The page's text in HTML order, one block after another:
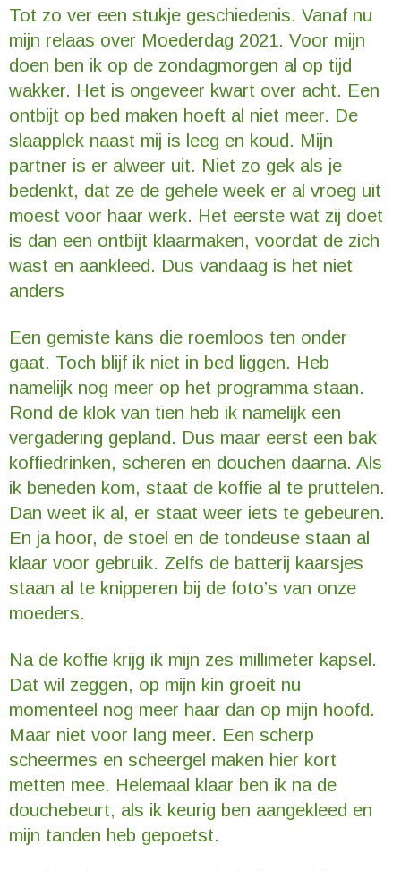
Tot zo ver een stukje geschiedenis. Vanaf nu
mijn relaas over Moederdag 2021. Voor mijn
doen ben ik op de zondagmorgen al op tijd
wakker. Het is ongeveer kwart over acht. Een
ontbijt op bed maken hoeft al niet meer. De
slaapplek naast mij is leeg en koud. Mijn
partner is er alweer uit. Niet zo gek als je
bedenkt, dat ze de gehele week er al vroeg uit
moest voor haar werk. Het eerste wat zij doet
is dan een ontbijt klaarmaken, voordat de zich
wast en aankleed. Dus vandaag is het niet
anders
Een gemiste kans die roemloos ten onder
gaat. Toch blijf ik niet in bed liggen. Heb
namelijk nog meer op het programma staan.
Rond de klok van tien heb ik namelijk een
vergadering gepland. Dus maar eerst een bak
koffiedrinken, scheren en douchen daarna. Als
ik beneden kom, staat de koffie al te pruttelen.
Dan weet ik al, er staat weer iets te gebeuren.
En ja hoor, de stoel en de tondeuse staan al
klaar voor gebruik. Zelfs de batterij kaarsjes
staan al te knipperen bij de foto’s van onze
moeders.
Na de koffie krijg ik mijn zes millimeter kapsel.
Dat wil zeggen, op mijn kin groeit nu
momenteel nog meer haar dan op mijn hoofd.
Maar niet voor lang meer. Een scherp
scheermes en scheergel maken hier kort
metten mee. Helemaal klaar ben ik na de
douchebeurt, als ik keurig ben aangekleed en
mijn tanden heb gepoetst.